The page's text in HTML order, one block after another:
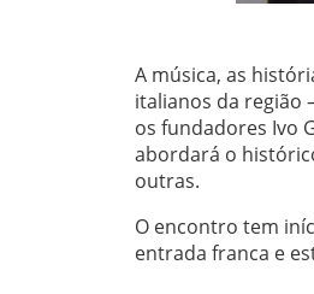
A música, as
italianos da região
os fundadores Ivo
abordará o
outras.
O encontro tem
entrada franca e